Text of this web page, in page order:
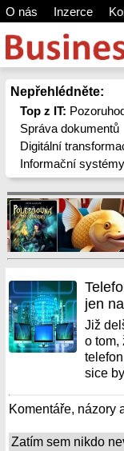
O nás Inzerce
Nepřehlédněte:
Top z IT:
Správa dokumentů
Digitální
Informační systémy
jen
Již
o tom,
sice
Komentáře, názory
Zatím sem nikdo